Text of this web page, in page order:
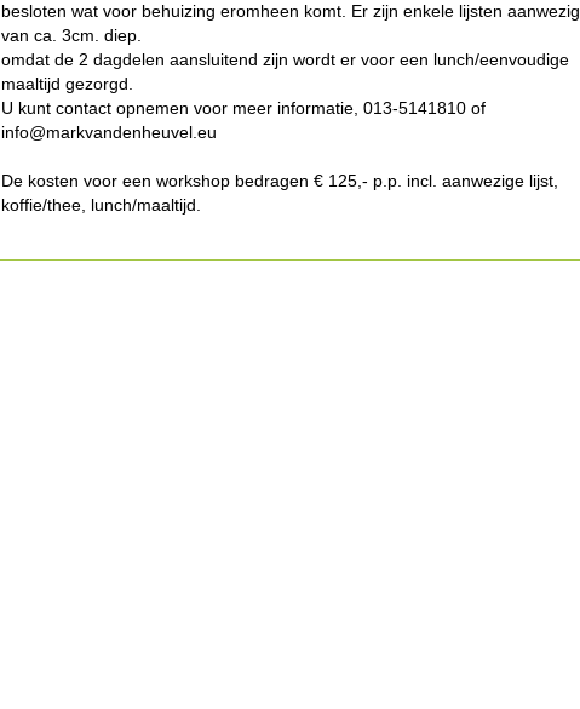
besloten wat voor behuizing eromheen komt. Er zijn enkele lijsten aanwezig
van ca. 3cm. diep.
omdat de 2 dagdelen aansluitend zijn wordt er voor een lunch/eenvoudige
maaltijd gezorgd.
U kunt contact opnemen voor meer informatie, 013-5141810 of
info@markvandenheuvel.eu
De kosten voor een workshop bedragen € 125,- p.p. incl. aanwezige lijst,
koffie/thee, lunch/maaltijd.